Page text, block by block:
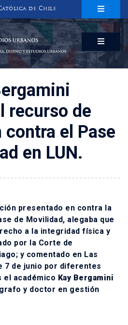
de Chile
URBANOS
DISEÑO Y ESTUDIOS URBANOS
recurso de
el Pase
en LUN.
presentado en contra la
de Movilidad, alegaba que
a la integridad física y
por la Corte de
y comentado en Las
7 de junio por diferentes
académico Kay Bergamini
y doctor en gestión